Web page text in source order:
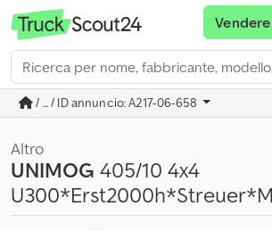
Vendere
/ ... / ID annuncio: A217-06-658
Altro
UNIMOG 405/10 4x4